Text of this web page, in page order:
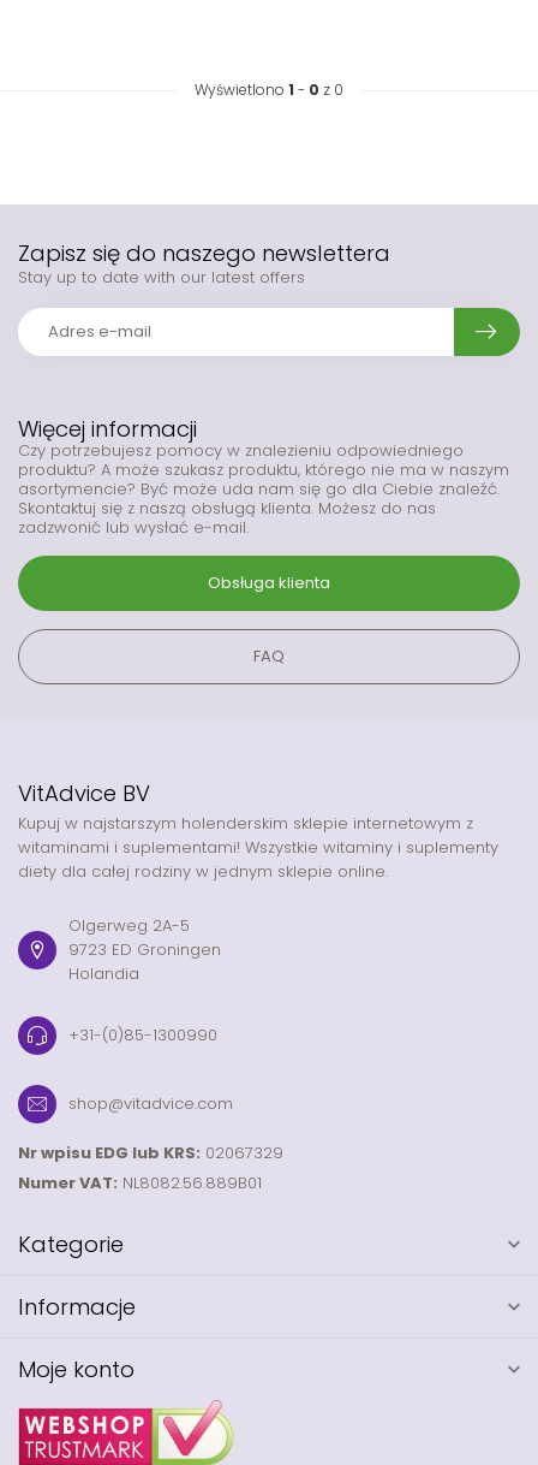
Wyświetlono 1 - 0 z 0
Więcej informacji
Czy potrzebujesz pomocy w znalezieniu odpowiedniego
produktu? A może szukasz produktu, którego nie ma w naszym
asortymencie? Być może uda nam się go dla Ciebie znaleźć.
Skontaktuj się z naszą obsługą klienta. Możesz do nas
zadzwonić lub wysłać e-mail.
Obsługa klienta
FAQ
Zapisz się do naszego newslettera
Stay up to date with our latest offers
VitAdvice BV
Kupuj w najstarszym holenderskim sklepie internetowym z
witaminami i suplementami! Wszystkie witaminy i suplementy
diety dla całej rodziny w jednym sklepie online.
Olgerweg 2A-5
9723 ED Groningen
Holandia
+31-(0)85-1300990
shop@vitadvice.com
Nr wpisu EDG lub KRS: 02067329
Numer VAT: NL8082.56.889B01
Kategorie
Informacje
Moje konto